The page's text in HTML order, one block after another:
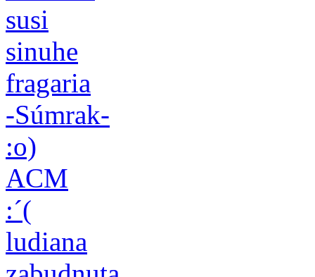
susi
sinuhe
fragaria
-Súmrak-
:o)
ACM
:´(
ludiana